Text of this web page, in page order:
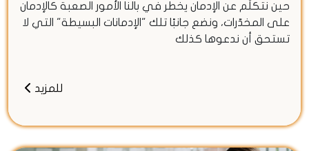
حين نتكلَّم عن الإدمان يخطر في بالنا الأمور الصعبة كالإدمان
على المخدّرات، ونضع جانبًا تلك "الإدمانات البسيطة" التي لا
تستحق أن ندعوها كذلك
للمزيد